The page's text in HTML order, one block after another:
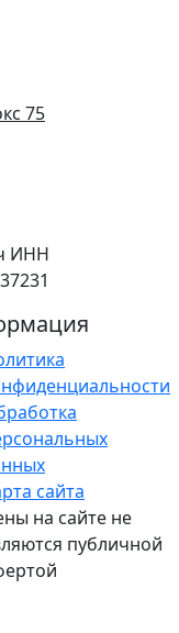
75
ИНН
сайта
на сайте не
публичной